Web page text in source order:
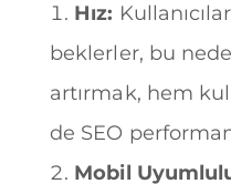
Hız:
beklerler, bu
artırmak, hem
de SEO
Mobil